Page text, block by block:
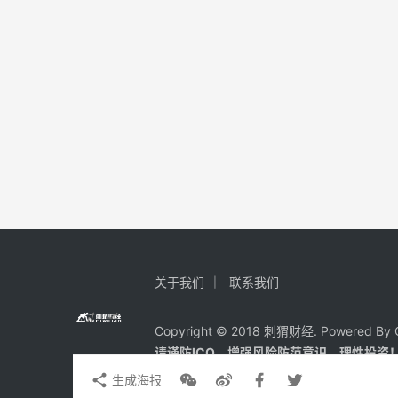
生成海报
关于我们 联系我们
Copyright © 2018 刺猬财经. Powered By
请谨防ICO、增强风险防范意识，理性投资